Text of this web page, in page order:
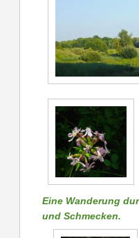
Eine Wanderung
und Schmecken.